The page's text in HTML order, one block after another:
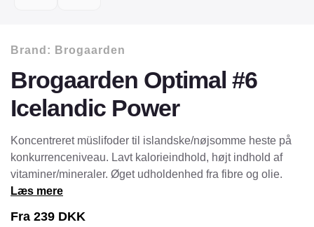
Brand: Brogaarden
Brogaarden Optimal #6
Icelandic Power
Koncentreret müslifoder til islandske/nøjsomme heste på
konkurrenceniveau. Lavt kalorieindhold, højt indhold af
vitaminer/mineraler. Øget udholdenhed fra fibre og olie.
Læs mere
Fra 239 DKK